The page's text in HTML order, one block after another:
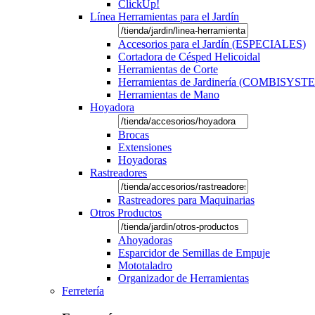
ClickUp!
Línea Herramientas para el Jardín
Accesorios para el Jardín (ESPECIALES)
Cortadora de Césped Helicoidal
Herramientas de Corte
Herramientas de Jardinería
Herramientas de Mano
Hoyadora
Brocas
Extensiones
Hoyadoras
Rastreadores
Rastreadores para Maquinarias
Otros Productos
Ahoyadoras
Esparcidor de Semillas de Empuje
Mototaladro
Organizador de Herramientas
Ferretería